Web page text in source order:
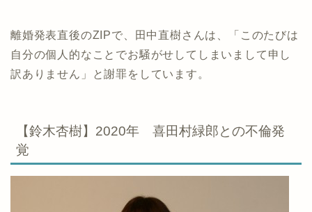
離婚発表直後のZIPで、田中直樹さんは、「このたびは
自分の個人的なことでお騒がせしてしまいまして申し
訳ありません」と謝罪をしています。
【鈴木杏樹】2020年 喜田村緑郎との不倫発
覚